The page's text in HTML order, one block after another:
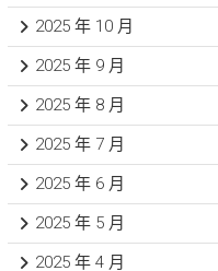
2025 年 10 月
2025 年 9 月
2025 年 8 月
2025 年 7 月
2025 年 6 月
2025 年 5 月
2025 年 4 月